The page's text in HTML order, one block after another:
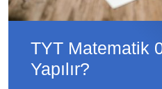
TYT Matematik
Yapılır?